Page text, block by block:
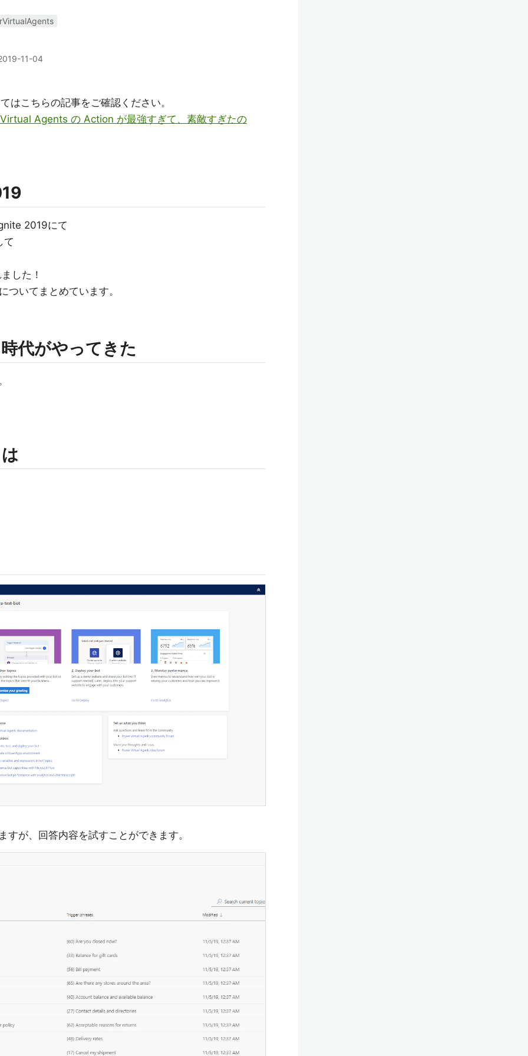
11-04
こちらの記事をご確認ください。
Agents の Action が最強すぎて、素敵すぎたの
2019にて
て
した！
いてまとめています。
代がやってきた
が、回答内容を試すことができます。